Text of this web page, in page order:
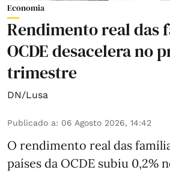
Economia
Rendimento real das
OCDE desacelera no
trimestre
DN/Lusa
Publicado a: 06 Agosto 2026, 14:42
O rendimento real das
países da OCDE subiu 0,2%